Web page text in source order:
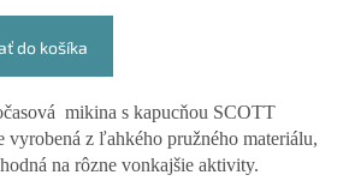
do košíka
mikina s kapucňou SCOTT
z ľahkého pružného materiálu,
na rôzne vonkajšie aktivity.